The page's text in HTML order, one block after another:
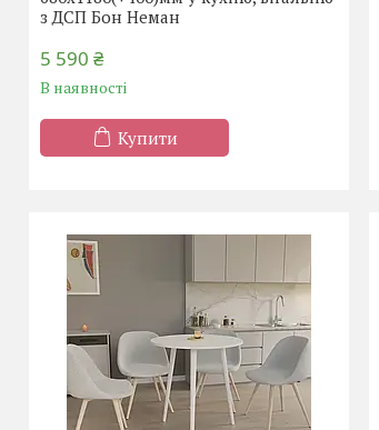
з ДСП Бон Неман
5 590 ₴
В наявності
Купити